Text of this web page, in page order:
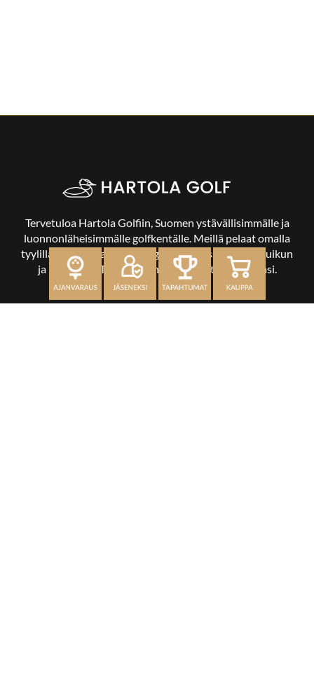
Tervetuloa Hartola Golfiin, Suomen ystävällisimmälle ja
luonnonläheisimmälle golfkentälle. Meillä pelaat omalla
tyylilläsi ja tasollasi – ja bongaat halutessasi vaikka uikun
ja kuikankin. Tärkeintä on, että nautit vierailustasi.